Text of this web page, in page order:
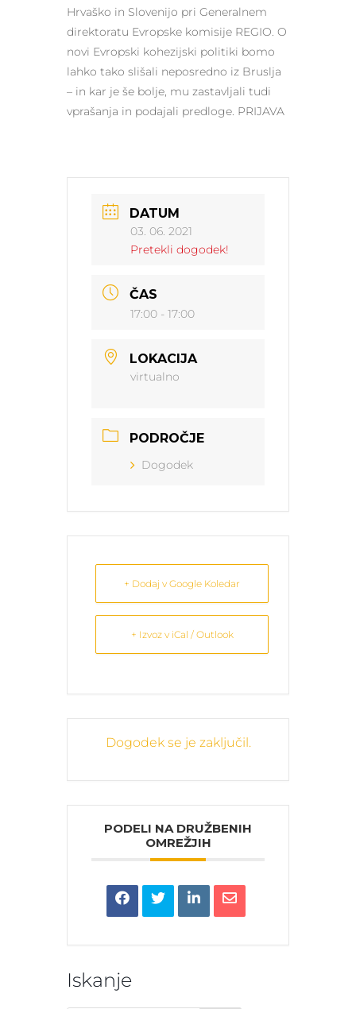
Hrvaško in Slovenijo pri Generalnem
direktoratu Evropske komisije REGIO. O
novi Evropski kohezijski politiki bomo
lahko tako slišali neposredno iz Bruslja
– in kar je še bolje, mu zastavljali tudi
vprašanja in podajali predloge. PRIJAVA
DATUM
03. 06. 2021
Pretekli dogodek!
ČAS
17:00 - 17:00
LOKACIJA
virtualno
PODROČJE
Dogodek
+ Dodaj v Google Koledar
+ Izvoz v iCal / Outlook
Dogodek se je zaključil.
PODELI NA DRUŽBENIH
OMREŽJIH
Iskanje